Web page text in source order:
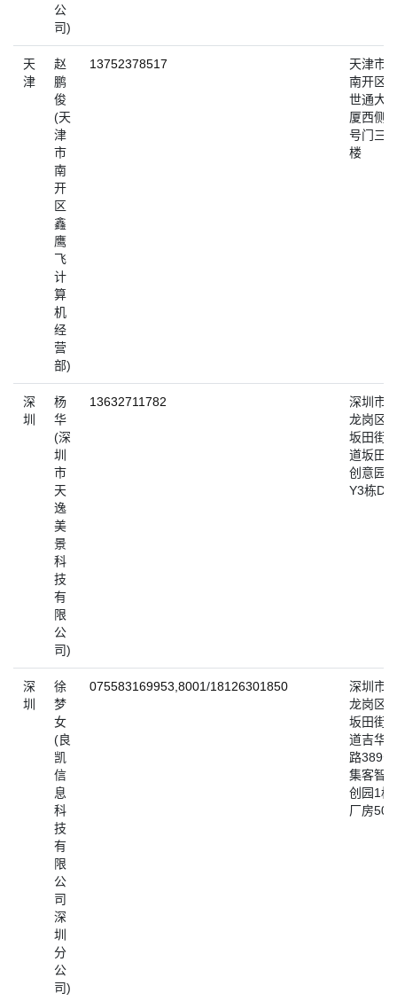
公
司)
天
津
赵
鹏
俊
(天
津
市
南
开
区
鑫
鹰
飞
计
算
机
经
营
部)
13752378517
天津市
南开区
世通大
厦西侧4
号门三
楼
深
圳
杨
华
(深
圳
市
天
逸
美
景
科
技
有
限
公
司)
13632711782
深圳市
龙岗区
坂田街
道坂田
创意园
Y3栋D5
深
圳
徐
梦
女
(良
凯
信
息
科
技
有
限
公
司
深
圳
分
公
司)
075583169953,8001/18126301850
深圳市
龙岗区
坂田街
道吉华
路389号
集客智
创园1栋
厂房502